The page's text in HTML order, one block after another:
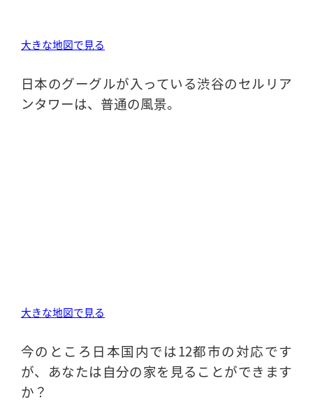
大きな地図で見る
日本のグーグルが入っている渋谷のセルリア
ンタワーは、普通の風景。
大きな地図で見る
今のところ日本国内では12都市の対応です
が、あなたは自分の家を見ることができます
か？